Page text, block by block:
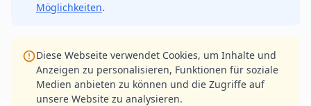
Möglichkeiten.
Diese Webseite verwendet Cookies, um Inhalte und
Anzeigen zu personalisieren, Funktionen für soziale
Medien anbieten zu können und die Zugriffe auf
unsere Website zu analysieren.